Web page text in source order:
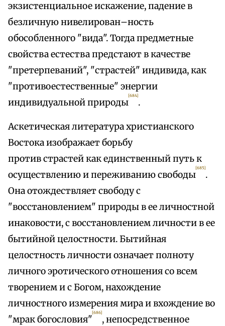
экзистенциальное искажение, падение в
безличную нивелирован–ность
обособленного "вида". Тогда предметные
свойства естества предстают в качестве
"претерпеваний", "страстей" индивида, как
"противоестественные" энергии
индивидуальной природы
[684]
.
Аскетическая литература христианского
Востока изображает борьбу
против страстей как единственный путь к
осуществлению и переживанию свободы
[685]
.
Она отождествляет свободу с
"восстановлением" природы в ее личностной
инаковости, с восстановлением личности в ее
бытийной целостности. Бытийная
целостность личности означает полноту
личного эротического отношения со всем
творением и с Богом, нахождение
личностного измерения мира и вхождение во
"мрак богословия"
[686]
, непосредственное